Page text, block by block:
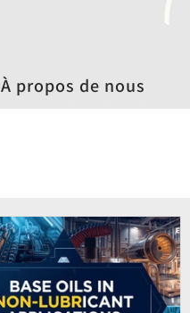
À propos de nous